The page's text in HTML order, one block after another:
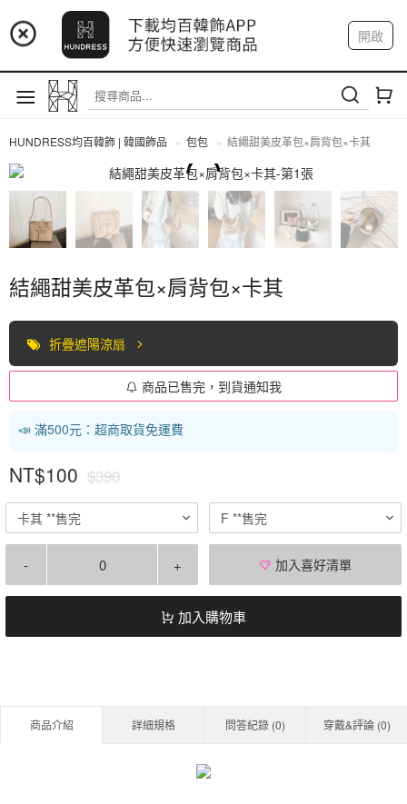
📢 市集預告：9/4-9/6 淡水捷運站
📢 市集預告：9/12-9/13 八里海巡基地
📢 市集預告：8/22-8/23 桃園青埔置地廣場
開啟
註冊 我的帳戶
HUNDRESS均百韓飾 | 韓國飾品 包包 結繩甜美皮革包×肩背包×卡其
結繩甜美皮革包×肩背包×卡其
折疊遮陽涼扇
商品已售完，到貨通知我
📣 滿500元：超商取貨免運費
NT$100 $390
卡其 **售完 F **售完
- + 加入喜好清單
加入購物車
商品介紹 詳細規格 問答紀錄 (0) 穿戴&評論 (0)